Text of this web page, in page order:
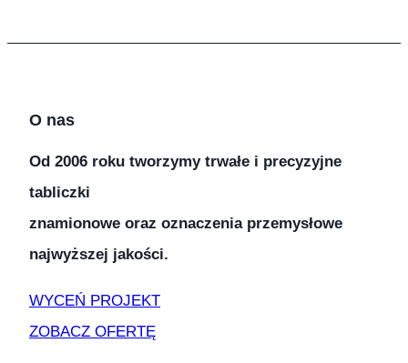
O nas
Od 2006 roku tworzymy trwałe i precyzyjne
tabliczki
znamionowe oraz oznaczenia przemysłowe
najwyższej jakości.
WYCEŃ PROJEKT
ZOBACZ OFERTĘ